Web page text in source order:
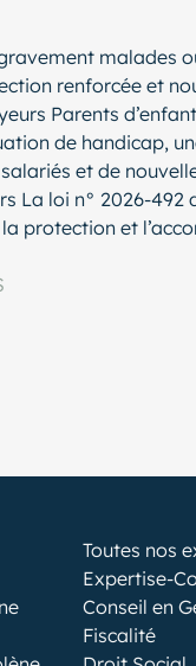
malades
renforcée et
Parents
de handicap,
et de
La loi n° 2026-492
protection et
Toutes nos
Expertise-
Conseil en
Fiscalité